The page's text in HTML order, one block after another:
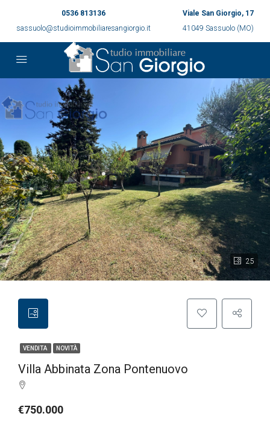
0536 813136
sassuolo@studioimmobiliaresangiorgio.it
Viale San Giorgio, 17
41049 Sassuolo (MO)
25
VENDITA NOVITÀ
Villa Abbinata Zona Pontenuovo
€750.000